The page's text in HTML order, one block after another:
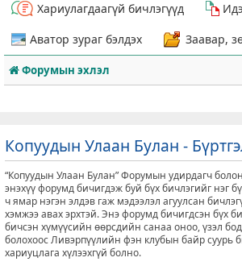
Хариулагдаагүй бичлэгүүд
Аватор зураг бэлдэх
Заавар,
Форумын эхлэл
Копуудын Улаан Булан -
“Копуудын Улаан Булан” Форумын удирдагч
энэхүү форумд бичигдэж буй бүх бичлэгийг нэг
ч ямар нэгэн элдэв гаж мэдээлэл агуулсан
хэмжээ авах эрхтэй. Энэ форумд бичигдсэн бүх
бичсэн хүмүүсийн өөрсдийн санаа оноо, үзэл
болохоос Ливэрпүүлийн фэн клубын байр суурь
хариуцлага хүлээхгүй болно.